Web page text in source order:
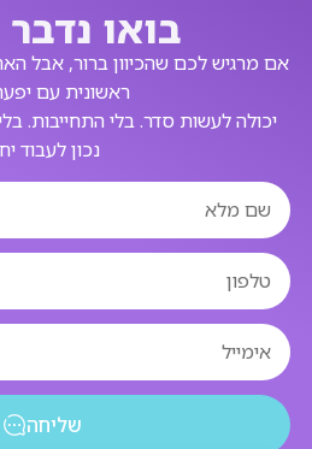
בואו
אם מרגיש לכם שהכיוון ברור, אבל
ראשונית עם
יכולה לעשות סדר. בלי התחייבות.
נכון לעבוד
שליחה